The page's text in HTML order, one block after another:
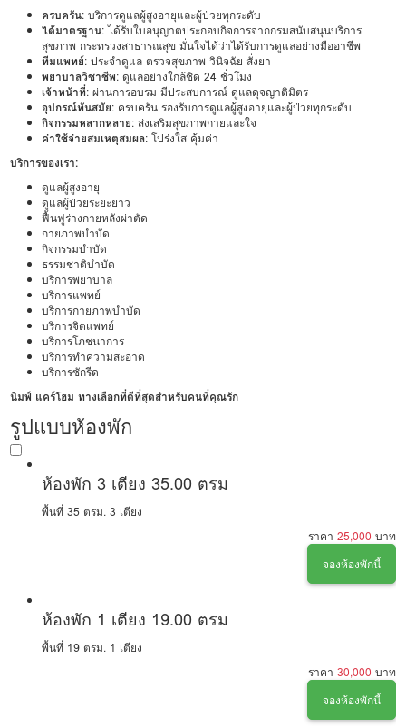
ครบครัน: บริการดูแลผู้สูงอายุและผู้ป่วยทุกระดับ
ได้มาตรฐาน: ได้รับใบอนุญาตประกอบกิจการจากกรมสนับสนุนบริการ
สุขภาพ กระทรวงสาธารณสุข มั่นใจได้ว่าได้รับการดูแลอย่างมืออาชีพ
ทีมแพทย์: ประจำดูแล ตรวจสุขภาพ วินิจฉัย สั่งยา
พยาบาลวิชาชีพ: ดูแลอย่างใกล้ชิด 24 ชั่วโมง
เจ้าหน้าที่: ผ่านการอบรม มีประสบการณ์ ดูแลดุจญาติมิตร
อุปกรณ์ทันสมัย: ครบครัน รองรับการดูแลผู้สูงอายุและผู้ป่วยทุกระดับ
กิจกรรมหลากหลาย: ส่งเสริมสุขภาพกายและใจ
ค่าใช้จ่ายสมเหตุสมผล: โปร่งใส คุ้มค่า
บริการของเรา:
ดูแลผู้สูงอายุ
ดูแลผู้ป่วยระยะยาว
ฟื้นฟูร่างกายหลังผ่าตัด
กายภาพบำบัด
กิจกรรมบำบัด
ธรรมชาติบำบัด
บริการพยาบาล
บริการแพทย์
บริการกายภาพบำบัด
บริการจิตแพทย์
บริการโภชนาการ
บริการทำความสะอาด
บริการซักรีด
นิมฟ์ แคร์โฮม ทางเลือกที่ดีที่สุดสำหรับคนที่คุณรัก
รูปแบบห้องพัก
ห้องพัก 3 เตียง 35.00 ตรม
พื้นที่ 35 ตรม. 3 เตียง
ราคา 25,000 บาท
จองห้องพักนี้
ห้องพัก 1 เตียง 19.00 ตรม
พื้นที่ 19 ตรม. 1 เตียง
ราคา 30,000 บาท
จองห้องพักนี้